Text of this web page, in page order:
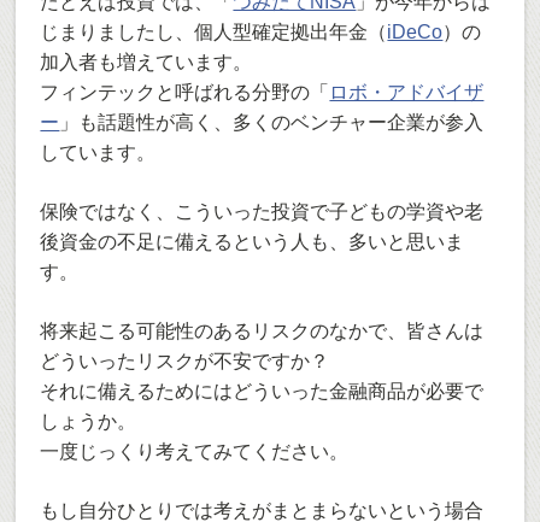
じまりましたし、個人型確定拠出年金（iDeCo）の
加入者も増えています。
フィンテックと呼ばれる分野の「 ロボ・アドバイザ
ー 」も話題性が高く、多くのベンチャー企業が参入
しています。
保険ではなく、こういった投資で子どもの学資や老
後資金の不足に備えるという人も、多いと思いま
す。
将来起こる可能性のあるリスクのなかで、皆さんは
どういったリスクが不安ですか？
それに備えるためにはどういった金融商品が必要で
しょうか。
一度じっくり考えてみてください。
もし自分ひとりでは考えがまとまらないという場合